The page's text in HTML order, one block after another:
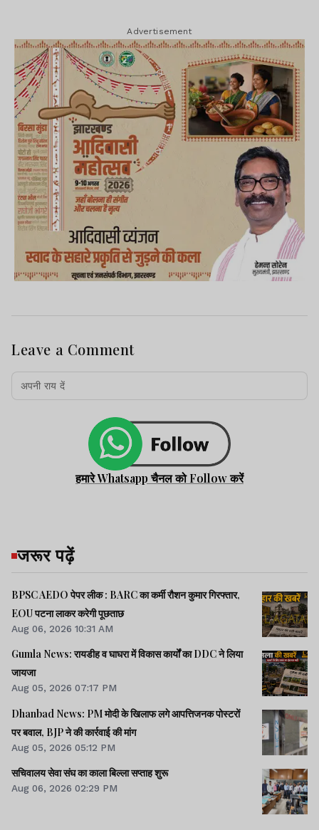
Advertisement
Leave a Comment
हमारे Whatsapp चैनल को Follow करें
जरूर पढ़ें
BPSC AEDO पेपर लीक : BARC का कर्मी रौशन कुमार गिरफ्तार,
EOU पटना लाकर करेगी पूछताछ
Aug 06, 2026 10:31 AM
Gumla News: रायडीह व घाघरा में विकास कार्यों का DDC ने लिया
जायजा
Aug 05, 2026 07:17 PM
Dhanbad News: PM मोदी के खिलाफ लगे आपत्तिजनक पोस्टरों
पर बवाल, BJP ने की कार्रवाई की मांग
Aug 05, 2026 05:12 PM
सचिवालय सेवा संघ का काला बिल्ला सप्ताह शुरू
Aug 06, 2026 02:29 PM